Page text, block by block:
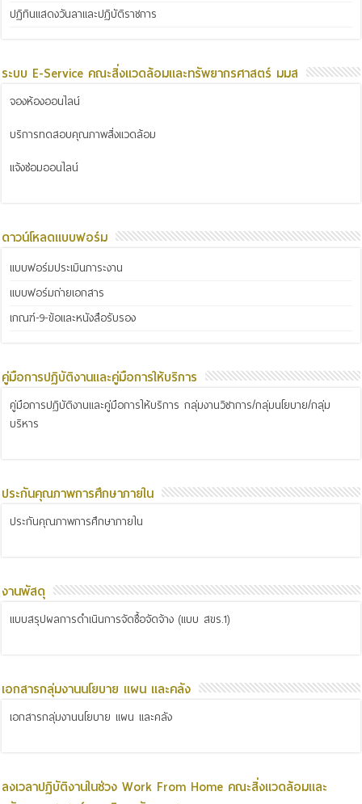
ปฏิทินแสดงวันลาและปฏิบัติราชการ
ระบบ E-Service คณะสิ่งแวดล้อมและทรัพยากรศาสตร์ มมส
จองห้องออนไลน์
บริการทดสอบคุณภาพสิ่งแวดล้อม
แจ้งซ่อมออนไลน์
ดาวน์โหลดแบบฟอร์ม
แบบฟอร์มประเมินภาระงาน
แบบฟอร์มถ่ายเอกสาร
เกณฑ์-9-ข้อและหนังสือรับรอง
คู่มือการปฏิบัติงานและคู่มือการให้บริการ
คู่มือการปฏิบัติงานและคู่มือการให้บริการ กลุ่มงานวิชาการ/กลุ่มนโยบาย/กลุ่ม
บริหาร
ประกันคุณภาพการศึกษาภายใน
ประกันคุณภาพการศึกษาภายใน
งานพัสดุ
แบบสรุปผลการดำเนินการจัดซื้อจัดจ้าง (แบบ สขร.1)
เอกสารกลุ่มงานนโยบาย แผน และคลัง
เอกสารกลุ่มงานนโยบาย แผน และคลัง
ลงเวลาปฏิบัติงานในช่วง Work From Home คณะสิ่งแวดล้อมและ